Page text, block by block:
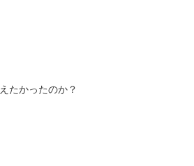
たかったのか？